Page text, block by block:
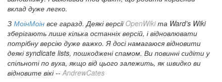
вклад дуже легко.
З МоінМоін все гаразд. Деякі версіїOpenWikiта Ward's Wiki
зберігають лише кілька останніх версій, і відновлювати
потрібну версію дуже важко. Я досі намагаюся відновити
деякі syndicate lists, пошкоджені спамом. Ви повинні сидіти у
спільноті по вуха, якщо від цього залежить, як швидко ви
відновите вікі -- AndrewCates